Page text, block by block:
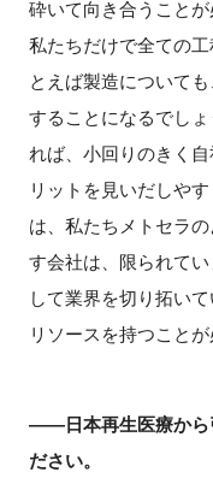
砕いて向き合うことが
私たちだけで全ての
とえば製造について
することになるでし
れば、小回りのきく
リットを見いだしや
は、私たちメトセラ
す会社は、限られて
して業界を切り拓い
リソースを持つこと
――日本再生医療から
ださい。